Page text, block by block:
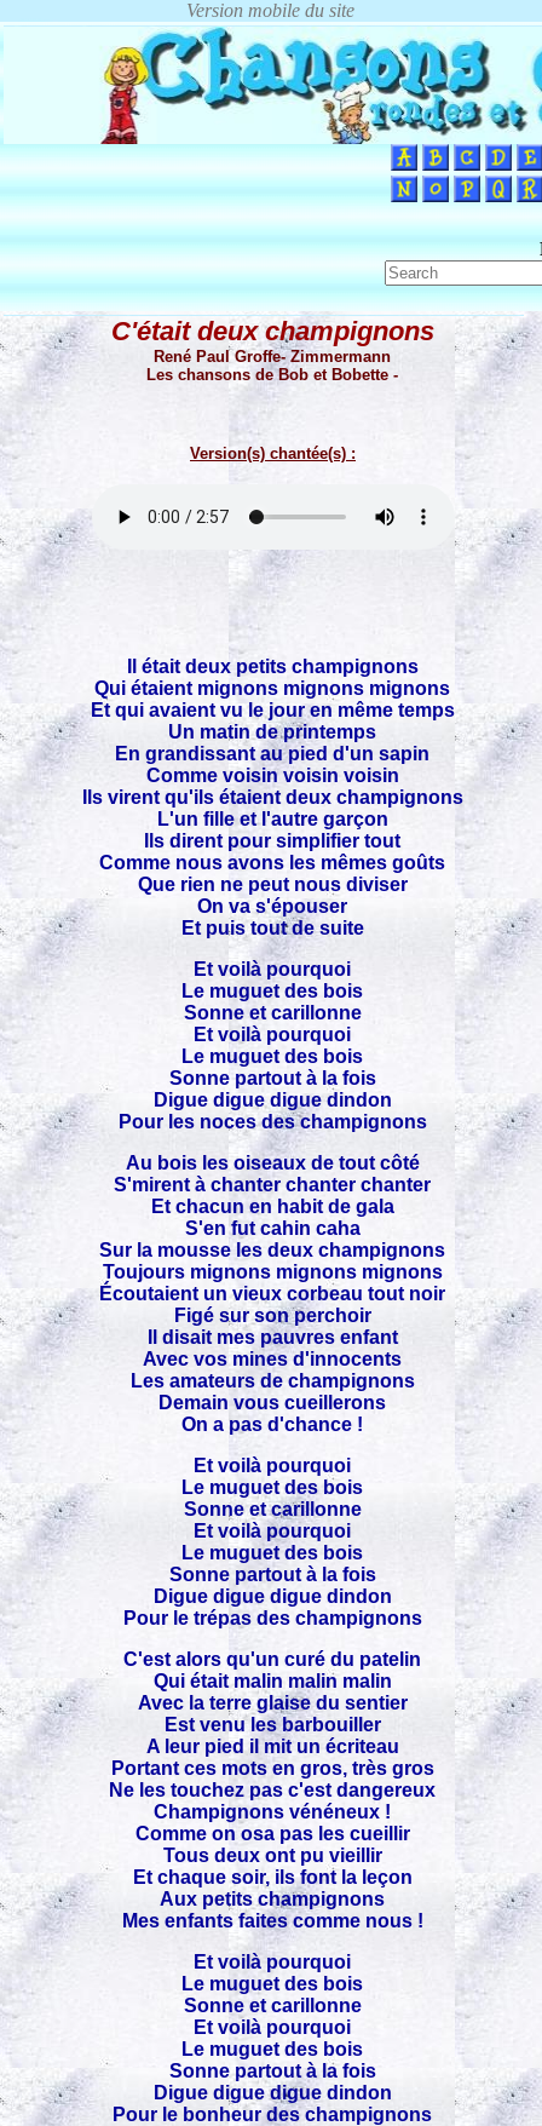
C'était deux champignons
René Paul Groffe- Zimmermann
Les chansons de Bob et Bobette -
Version(s) chantée(s) :
Il était deux petits champignons
Qui étaient mignons mignons mignons
Et qui avaient vu le jour en même temps
Un matin de printemps
En grandissant au pied d'un sapin
Comme voisin voisin voisin
Ils virent qu'ils étaient deux champignons
L'un fille et l'autre garçon
Ils dirent pour simplifier tout
Comme nous avons les mêmes goûts
Que rien ne peut nous diviser
On va s'épouser
Et puis tout de suite
Et voilà pourquoi
Le muguet des bois
Sonne et carillonne
Et voilà pourquoi
Le muguet des bois
Sonne partout à la fois
Digue digue digue dindon
Pour les noces des champignons
Au bois les oiseaux de tout côté
S'mirent à chanter chanter chanter
Et chacun en habit de gala
S'en fut cahin caha
Sur la mousse les deux champignons
Toujours mignons mignons mignons
Écoutaient un vieux corbeau tout noir
Figé sur son perchoir
Il disait mes pauvres enfant
Avec vos mines d'innocents
Les amateurs de champignons
Demain vous cueillerons
On a pas d'chance !
Et voilà pourquoi
Le muguet des bois
Sonne et carillonne
Et voilà pourquoi
Le muguet des bois
Sonne partout à la fois
Digue digue digue dindon
Pour le trépas des champignons
C'est alors qu'un curé du patelin
Qui était malin malin malin
Avec la terre glaise du sentier
Est venu les barbouiller
A leur pied il mit un écriteau
Portant ces mots en gros, très gros
Ne les touchez pas c'est dangereux
Champignons vénéneux !
Comme on osa pas les cueillir
Tous deux ont pu vieillir
Et chaque soir, ils font la leçon
Aux petits champignons
Mes enfants faites comme nous !
Et voilà pourquoi
Le muguet des bois
Sonne et carillonne
Et voilà pourquoi
Le muguet des bois
Sonne partout à la fois
Digue digue digue dindon
Pour le bonheur des champignons